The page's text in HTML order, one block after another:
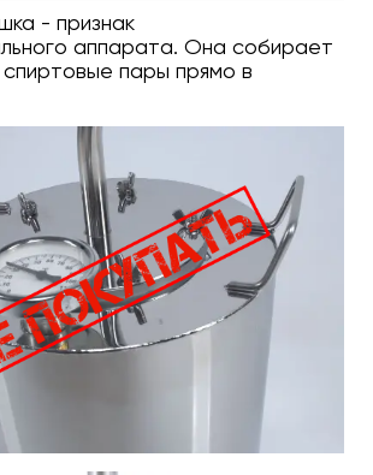
- признак
аппарата. Она собирает
пары прямо в